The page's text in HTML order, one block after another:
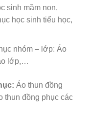
sinh mầm non,
học sinh tiểu học,
nhóm – lớp: Áo
lớp,…
Áo thun đồng
thun đồng phục các